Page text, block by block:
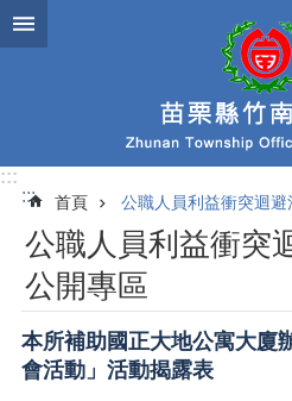
跳到主要內容區塊
:::
:::
首頁 公職人員利益衝突迴
公職人員利益衝突
公開專區
本所補助國正大地公寓大廈
會活動」活動揭露表